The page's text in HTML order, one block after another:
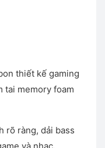
₫.
thiết kế gaming
tai memory foam
rõ ràng, dải bass